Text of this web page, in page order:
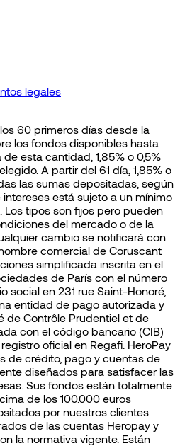
legales
60 primeros días desde la
los fondos disponibles hasta
esta cantidad, 1,85% o 0,5%
A partir del 61 día, 1,85% o
las sumas depositadas, según
está sujeto a un mínimo
Los tipos son fijos pero pueden
del mercado o de la
cambio se notificará con
comercial de Coruscant
simplificada inscrita en el
de París con el número
social en 231 rue Saint-Honoré,
entidad de pago autorizada y
de Contrôle Prudentiel et de
con el código bancario (CIB)
oficial en Regafi. HeroPay
de crédito, pago y cuentas de
diseñados para satisfacer las
Sus fondos están totalmente
de los 100.000 euros
por nuestros clientes
de las cuentas Heropay y
la normativa vigente. Están